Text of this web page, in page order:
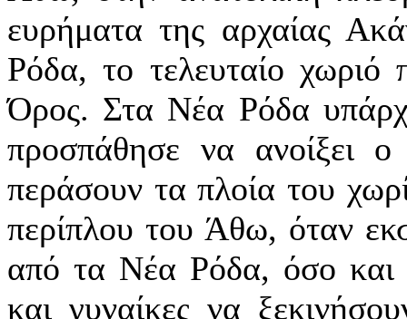
ευρήματα της αρχαίας
Ρόδα, το τελευταίο χωριό
Όρος. Στα Νέα Ρόδα
προσπάθησε να
περάσουν τα πλοία του
περίπλου του Άθω, όταν
από τα Νέα Ρόδα, όσο και
και γυναίκες να